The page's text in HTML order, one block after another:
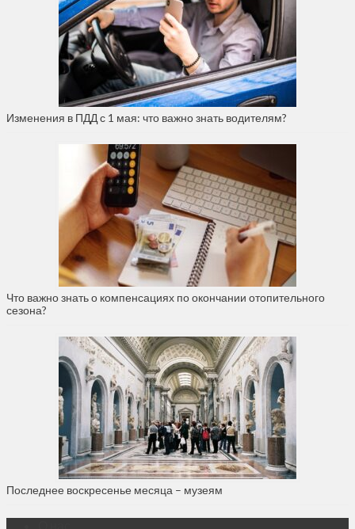
Изменения в ПДД с 1 мая: что важно знать водителям?
Что важно знать о компенсациях по окончании отопительного
сезона?
Последнее воскресенье месяца – музеям